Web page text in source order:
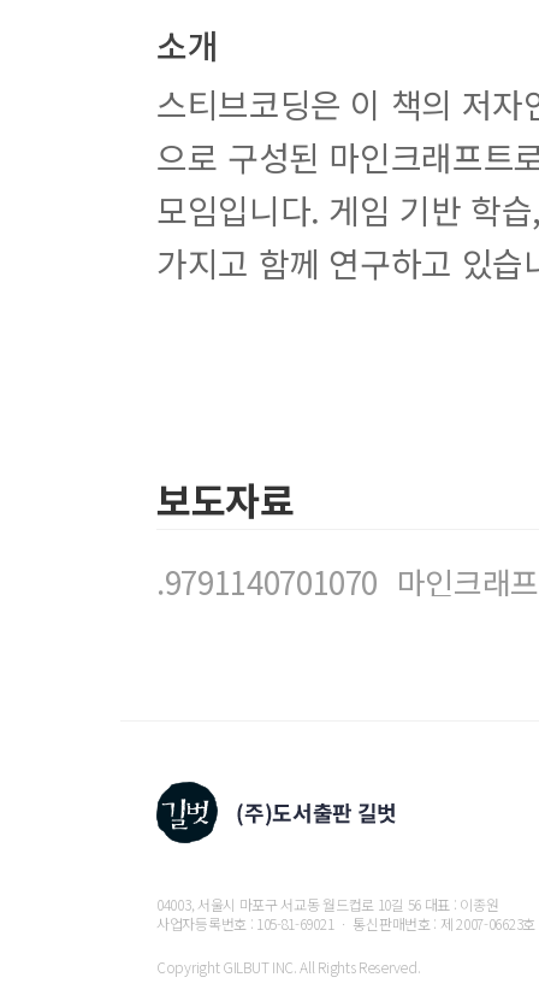
소개
스티브코딩은 이 책의 저
으로 구성된 마인크래프트
모임입니다. 게임 기반 학
가지고 함께 연구하고 있습
보도자료
.9791140701070_마인크래
04003, 서울시 마포구 서교동 월드컵로 10길 56 대표 : 이종원
사업자등록번호 : 105-81-69021 ㆍ 통신판매번호 : 제 2007-06623호
Copyright GILBUT INC. All Rights Reserved.